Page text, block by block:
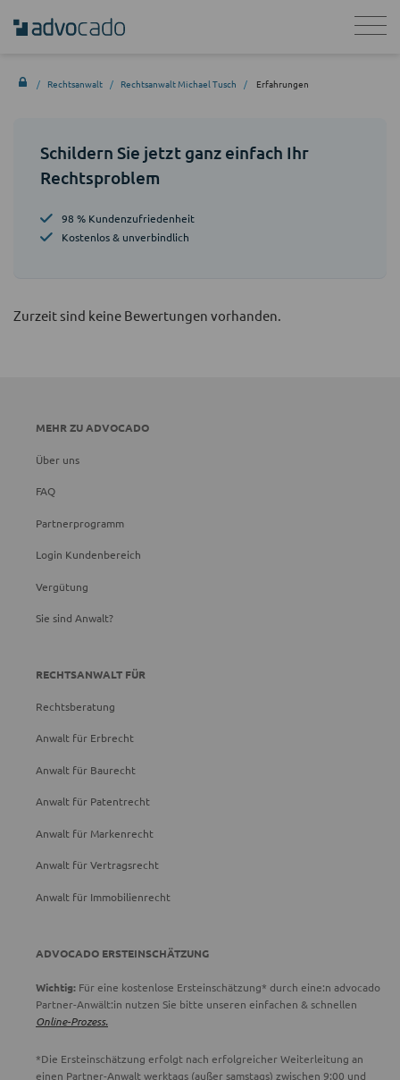
Rechtsanwalt Rechtsanwalt Michael Tusch Erfahrungen
Schildern Sie jetzt ganz einfach Ihr
Rechtsproblem
98 % Kundenzufriedenheit
Kostenlos & unverbindlich
Zurzeit sind keine Bewertungen vorhanden.
MEHR ZU ADVOCADO
Über uns
FAQ
Partnerprogramm
Login Kundenbereich
Vergütung
Sie sind Anwalt?
RECHTSANWALT FÜR
Rechtsberatung
Anwalt für Erbrecht
Anwalt für Baurecht
Anwalt für Patentrecht
Anwalt für Markenrecht
Anwalt für Vertragsrecht
Anwalt für Immobilienrecht
ADVOCADO ERSTEINSCHÄTZUNG
Wichtig: Für eine kostenlose Ersteinschätzung* durch eine:n advocado
Partner-Anwält:in nutzen Sie bitte unseren einfachen & schnellen
Online-Prozess.
*Die Ersteinschätzung erfolgt nach erfolgreicher Weiterleitung an
einen Partner-Anwalt werktags (außer samstags) zwischen 9:00 und